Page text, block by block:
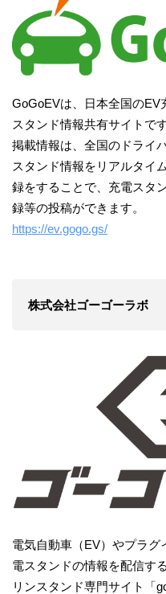
GoGoEVは、日本全国の
スタンド情報共有サイトです
掲載情報は、全国のドライ
スタンド情報をリアルタイ
録をすることで、充電スタ
録等の投稿ができます。
https://ev.gogo.gs/
株式会社ゴーゴーラボ
電気自動車（EV）やプラ
電スタンドの情報を配信す
リンスタンド専門サイト「